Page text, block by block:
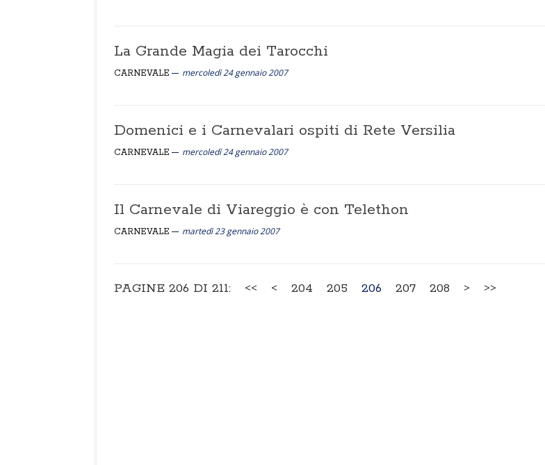
La Grande Magia dei Tarocchi
CARNEVALE mercoledì 24 gennaio 2007
Domenici e i Carnevalari ospiti di Rete Versilia
CARNEVALE mercoledì 24 gennaio 2007
Il Carnevale di Viareggio è con Telethon
CARNEVALE martedì 23 gennaio 2007
PAGINE 206 DI 211: << < 204 205 206 207 208 > >>